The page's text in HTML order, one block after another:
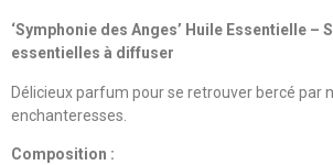
‘Symphonie des Anges’ Huile Essentielle –
essentielles à diffuser
Délicieux parfum pour se retrouver bercé par
enchanteresses.
Composition :